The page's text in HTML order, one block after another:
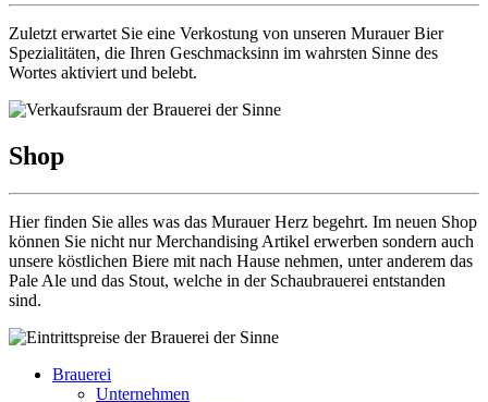
Zuletzt erwartet Sie eine Verkostung von unseren Murauer Bier
Spezialitäten, die Ihren Geschmacksinn im wahrsten Sinne des
Wortes aktiviert und belebt.
Shop
Hier finden Sie alles was das Murauer Herz begehrt. Im neuen Shop
können Sie nicht nur Merchandising Artikel erwerben sondern auch
unsere köstlichen Biere mit nach Hause nehmen, unter anderem das
Pale Ale und das Stout, welche in der Schaubrauerei entstanden
sind.
Brauerei
Unternehmen